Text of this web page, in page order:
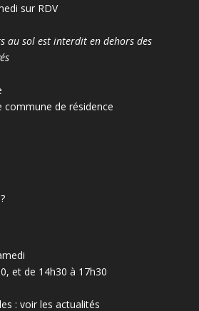
sur RDV
au sol est interdit en dehors des
commune de résidence
et de 14h30 à 17h30
: voir les actualités